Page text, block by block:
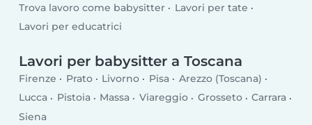
Trova lavoro come babysitter
Lavori per tate
Lavori per educatrici
Lavori per babysitter a Toscana
Firenze Prato Livorno Pisa
Arezzo (Toscana)
Lucca
Pistoia Massa Viareggio Grosseto
Carrara
Siena